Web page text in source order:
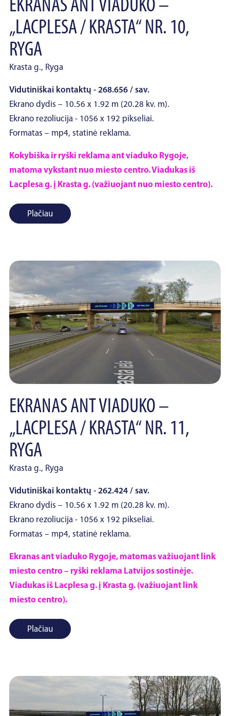
EKRANAS ANT VIADUKO –
„LACPLESA / KRASTA“ NR. 10,
RYGA
Krasta g., Ryga
Vidutiniškai kontaktų - 268.656 / sav.
Ekrano dydis – 10.56 x 1.92 m (20.28 kv. m).
Ekrano rezoliucija - 1056 x 192 pikseliai.
Formatas – mp4, statinė reklama.
Kokybiška ir ryški reklama ant viaduko Rygoje,
matoma vykstant nuo miesto centro. Viadukas iš
Lacplesa g. į Krasta g. (važiuojant nuo miesto centro).
Plačiau
EKRANAS ANT VIADUKO –
„LACPLESA / KRASTA“ NR. 11,
RYGA
Krasta g., Ryga
Vidutiniškai kontaktų - 262.424 / sav.
Ekrano dydis – 10.56 x 1.92 m (20.28 kv. m).
Ekrano rezoliucija - 1056 x 192 pikseliai.
Formatas – mp4, statinė reklama.
Ekranas ant viaduko Rygoje, matomas važiuojant link
miesto centro – ryški reklama Latvijos sostinėje.
Viadukas iš Lacplesa g. į Krasta g. (važiuojant link
miesto centro).
Plačiau